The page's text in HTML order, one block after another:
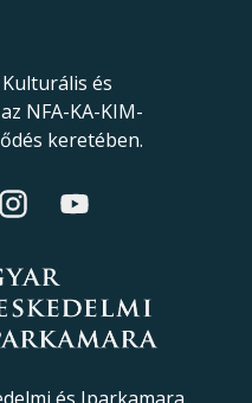
és
NFA-KA-KIM-
keretében.